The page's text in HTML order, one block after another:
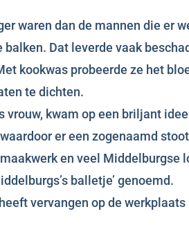
waren dan de mannen die er
Dat leverde vaak
kookwas probeerde ze het
te dichten.
kwam op een briljant
er een zogenaamd
en veel Middelburgse
balletje’ genoemd.
vervangen op de